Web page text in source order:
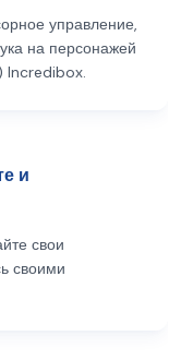
управление,
на персонажей
Incredibox.
и
свои
своими